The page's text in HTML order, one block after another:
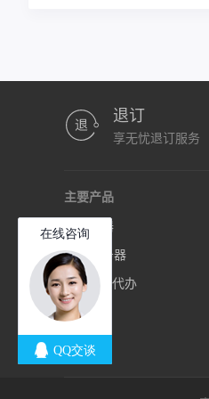
退订
享无忧退订服务
主要产品
云服务器
独立服务器
SSL证书代办